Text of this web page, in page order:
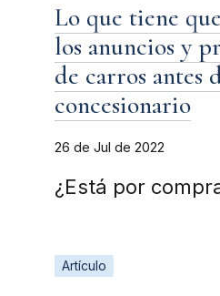
Lo que tiene
los anuncios y
de carros antes
concesionario
26 de Jul de 2022
¿Está por
Artículo